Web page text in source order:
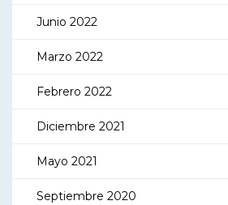
Junio 2022
Marzo 2022
Febrero 2022
Diciembre 2021
Mayo 2021
Septiembre 2020